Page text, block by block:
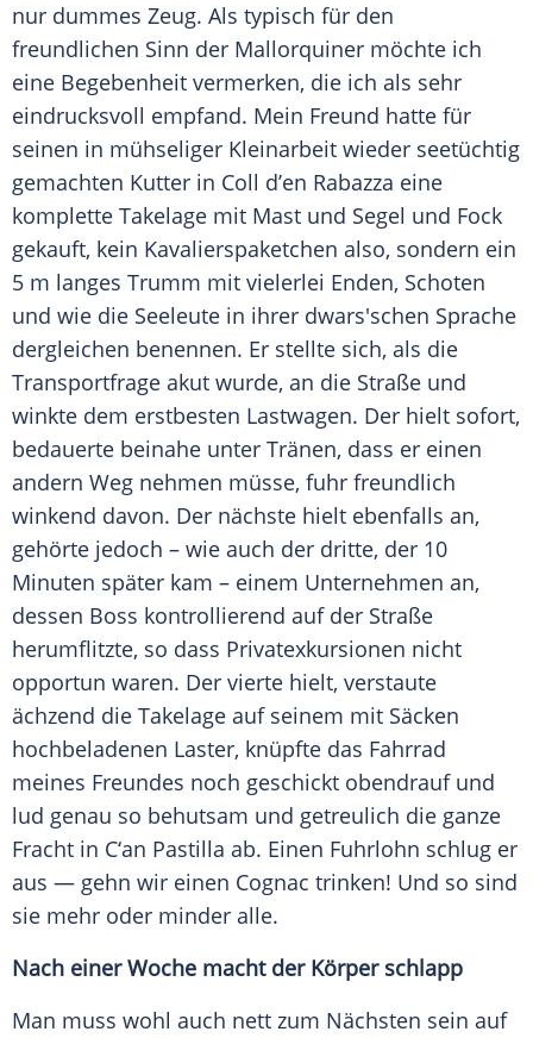
nur dummes Zeug. Als typisch für den
freundlichen Sinn der Mallorquiner möchte ich
eine Begebenheit vermerken, die ich als sehr
eindrucksvoll empfand. Mein Freund hatte für
seinen in mühseliger Kleinarbeit wieder seetüchtig
gemachten Kutter in Coll d’en Rabazza eine
komplette Takelage mit Mast und Segel und Fock
gekauft, kein Kavalierspaketchen also, sondern ein
5 m langes Trumm mit vielerlei Enden, Schoten
und wie die Seeleute in ihrer dwars'schen Sprache
dergleichen benennen. Er stellte sich, als die
Transportfrage akut wurde, an die Straße und
winkte dem erstbesten Lastwagen. Der hielt sofort,
bedauerte beinahe unter Tränen, dass er einen
andern Weg nehmen müsse, fuhr freundlich
winkend davon. Der nächste hielt ebenfalls an,
gehörte jedoch – wie auch der dritte, der 10
Minuten später kam – einem Unternehmen an,
dessen Boss kontrollierend auf der Straße
herumflitzte, so dass Privatexkursionen nicht
opportun waren. Der vierte hielt, verstaute
ächzend die Takelage auf seinem mit Säcken
hochbeladenen Laster, knüpfte das Fahrrad
meines Freundes noch geschickt obendrauf und
lud genau so behutsam und getreulich die ganze
Fracht in C‘an Pastilla ab. Einen Fuhrlohn schlug er
aus — gehn wir einen Cognac trinken! Und so sind
sie mehr oder minder alle.
Nach einer Woche macht der Körper schlapp
Man muss wohl auch nett zum Nächsten sein auf